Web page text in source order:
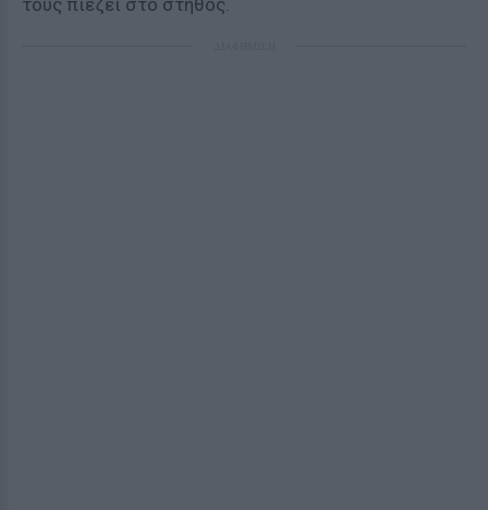
τους πιέζει στο στήθος.